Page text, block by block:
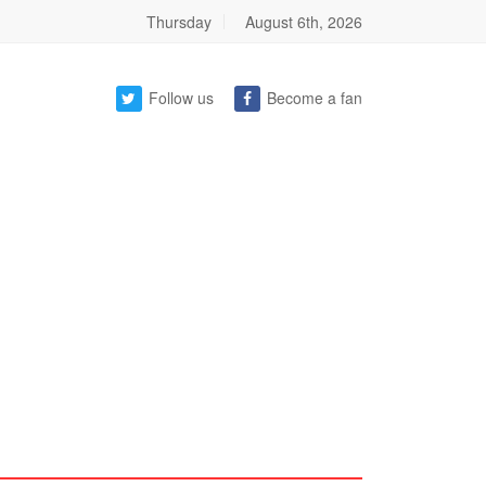
Thursday August 6th, 2026
Follow us Become a fan